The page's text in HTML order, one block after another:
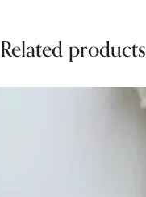
Related products